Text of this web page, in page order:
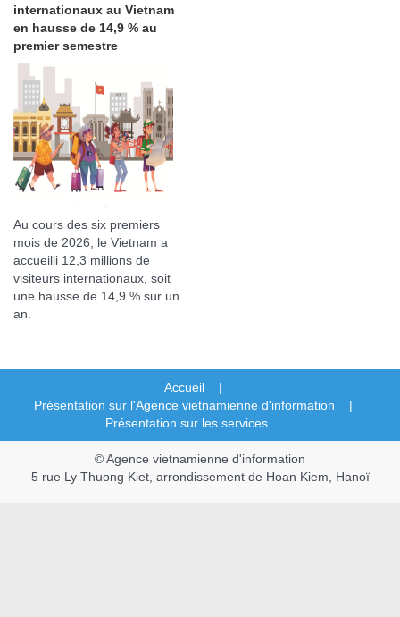
internationaux au Vietnam
en hausse de 14,9 % au
premier semestre
Au cours des six premiers
mois de 2026, le Vietnam a
accueilli 12,3 millions de
visiteurs internationaux, soit
une hausse de 14,9 % sur un
an.
Accueil |
Présentation sur l'Agence vietnamienne d'information |
Présentation sur les services
© Agence vietnamienne d'information
5 rue Ly Thuong Kiet, arrondissement de Hoan Kiem, Hanoï